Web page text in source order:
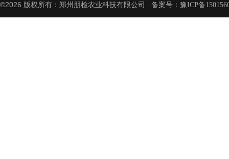
©2026 版权所有：郑州朋检农业科技有限公司 备案号： 豫ICP备